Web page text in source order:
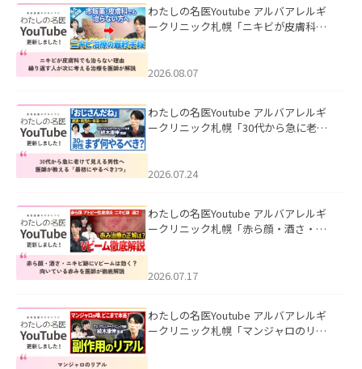
わたしの名医Youtube アルバアレルギ
ークリニック札幌「ニキビが皮膚科で
ました。
2026.08.07
わたしの名医Youtube アルバアレルギ
ークリニック札幌「30代から急に老け
た。
2026.07.24
わたしの名医Youtube アルバアレルギ
ークリニック札幌「赤ら顔・酒さ・ニ
した。
2026.07.17
わたしの名医Youtube アルバアレルギ
ークリニック札幌「マンジャロのリア